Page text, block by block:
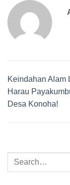
Keindahan Alam
Harau
Desa Konoha!